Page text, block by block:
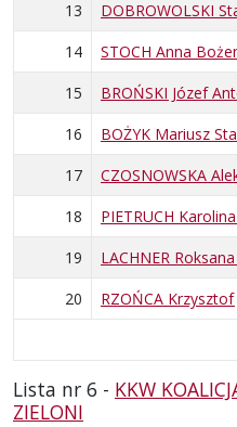
13
DOBROWOLSKI
14
STOCH Anna
15
BROŃSKI Józef
16
BOŻYK Mariusz
17
CZOSNOWSKA
18
PIETRUCH
19
LACHNER
20
RZOŃCA Krzysztof
Lista nr 6 - KKW
ZIELONI